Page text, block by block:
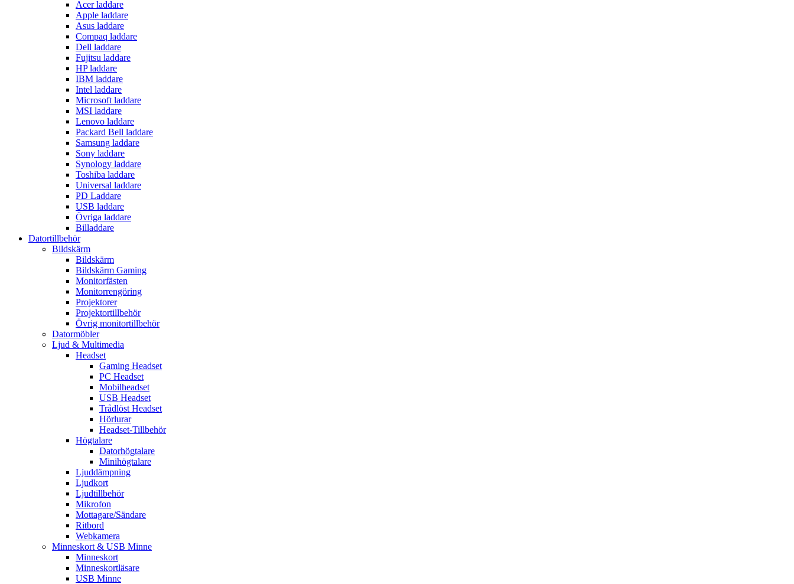
Acer laddare
Apple laddare
Asus laddare
Compaq laddare
Dell laddare
Fujitsu laddare
HP laddare
IBM laddare
Intel laddare
Microsoft laddare
MSI laddare
Lenovo laddare
Packard Bell laddare
Samsung laddare
Sony laddare
Synology laddare
Toshiba laddare
Universal laddare
PD Laddare
USB laddare
Övriga laddare
Billaddare
Datortillbehör
Bildskärm
Bildskärm
Bildskärm Gaming
Monitorfästen
Monitorrengöring
Projektorer
Projektortillbehör
Övrig monitortillbehör
Datormöbler
Ljud & Multimedia
Headset
Gaming Headset
PC Headset
Mobilheadset
USB Headset
Trådlöst Headset
Hörlurar
Headset-Tillbehör
Högtalare
Datorhögtalare
Minihögtalare
Ljuddämpning
Ljudkort
Ljudtillbehör
Mikrofon
Mottagare/Sändare
Ritbord
Webkamera
Minneskort & USB Minne
Minneskort
Minneskortläsare
USB Minne